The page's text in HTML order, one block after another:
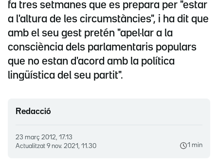
fa tres setmanes que es prepara per "estar
a l'altura de les circumstàncies", i ha dit que
amb el seu gest pretén "apel·lar a la
consciència dels parlamentaris populars
que no estan d'acord amb la política
lingüística del seu partit".
Redacció
23 març 2012, 17.13
Actualitzat 9 nov. 2021, 11.30 1 min